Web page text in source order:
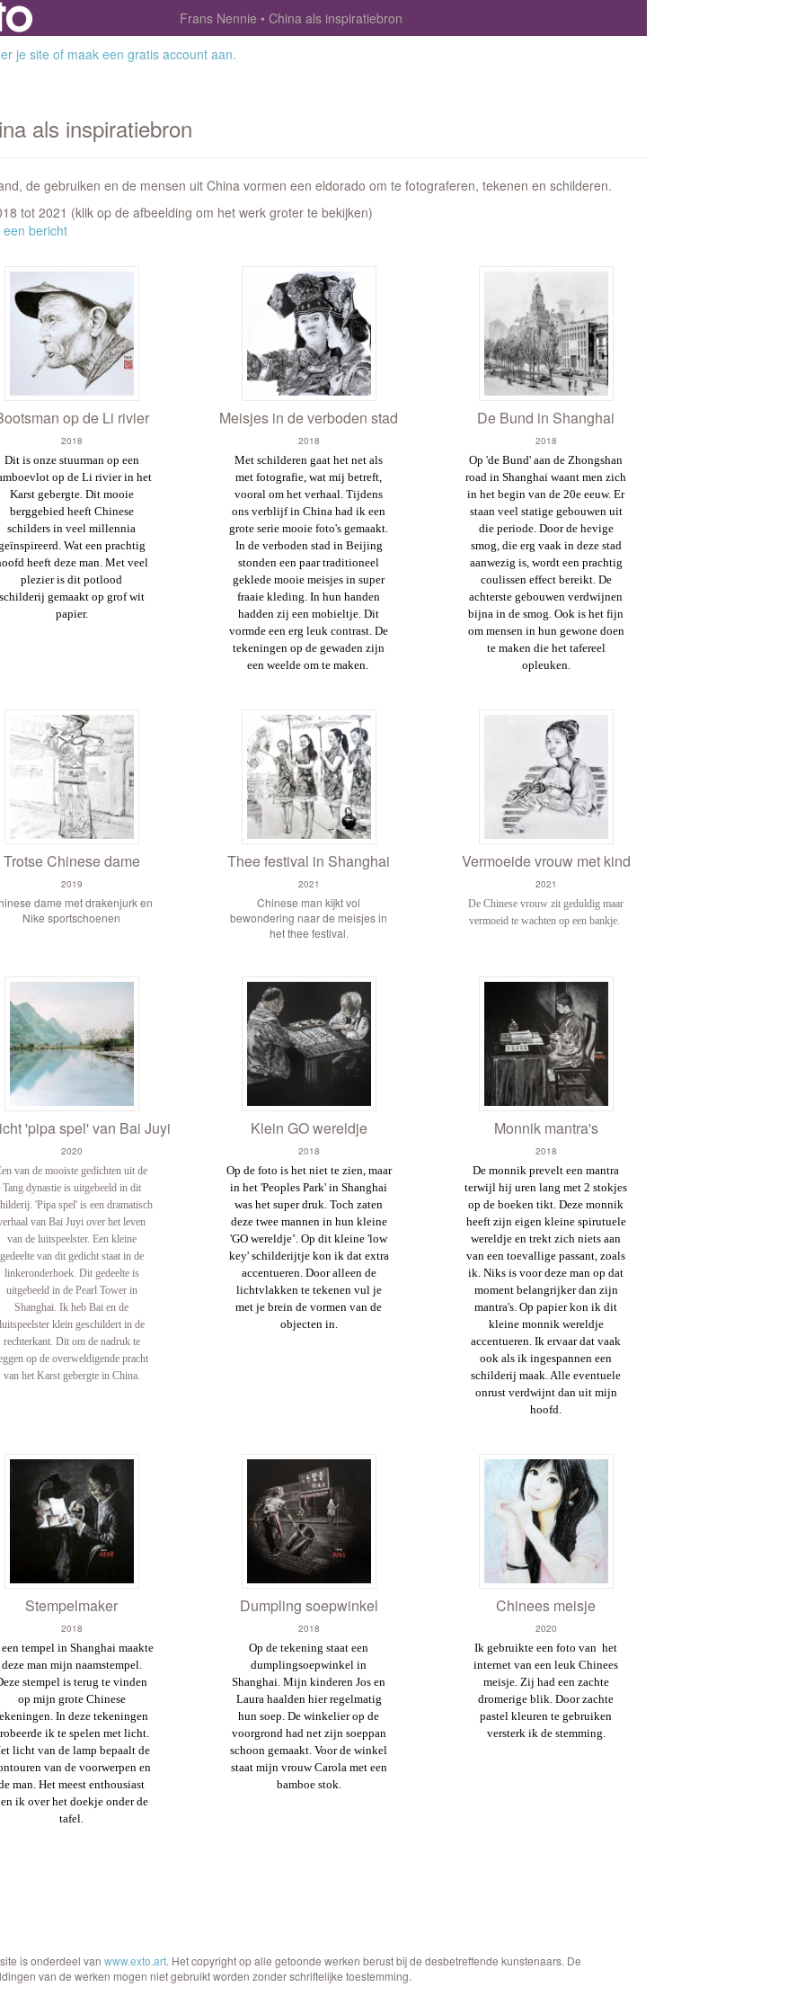
Frans Nennie
China als inspiratiebron
je site of maak een gratis account aan.
als inspiratiebron
de gebruiken en de mensen uit China vormen een eldorado om te fotograferen, tekenen en schilderen.
tot 2021 (klik op de afbeelding om het werk groter te bekijken)
een bericht
op de Li rivier
2018
Dit isonze stuurman op een
op de Li rivier in het
Karst gebergte. Dit mooie
berggebied heeft Chinese
schilders in veel millennia
Wat een prachtig
heeft deze man. Met veel
plezier is dit potlood
gemaakt op grof wit
papier.
Meisjes in de verboden stad
2018
Met schilderen gaat het net als
met fotografie, wat mij betreft,
vooral om het verhaal.Tijdens
ons verblijf in China had ik een
grote serie mooie foto's gemaakt.
In de verboden stad in Beijing
stonden een paar traditioneel
geklede mooie meisjes in super
fraaie kleding. In hun handen
hadden zij een mobieltje. Dit
vormde een erg leuk contrast. De
tekeningen op de gewaden zijn
een weelde om te maken.
De Bund in Shanghai
2018
Op 'de Bund' aan de Zhongshan
road in Shanghai waant men zich
in het begin van de 20e eeuw. Er
staan veel statige gebouwen uit
die periode. Door de hevige
smog, die erg vaak in deze stad
aanwezig is, wordt een prachtig
coulissen effect bereikt. De
achterste gebouwen verdwijnen
bijna in de smog. Ook is het fijn
om mensen in hun gewone doen
te maken die het tafereel
opleuken.
Trotse Chinese dame
2019
dame met drakenjurk en
Nike sportschoenen
Thee festival in Shanghai
2021
Chinese man kijkt vol
bewondering naar de meisjes in
het thee festival.
Vermoeide vrouw met kind
2021
De Chinese vrouw zit geduldig maar
vermoeid te wachten op een bankje.
'pipa spel' van Bai Juyi
2020
van de mooiste gedichten uit de
Tang dynastie is uitgebeeld in dit
'Pipa spel' is een dramatisch
van Bai Juyi over het leven
van de luitspeelster. Een kleine
gedeelte van dit gedicht staat in de
linkeronderhoek. Dit gedeelte is
uitgebeeld in de Pearl Tower in
Shanghai. Ik heb Bai en de
klein geschildert in de
rechterkant. Dit om de nadruk te
op de overweldigende pracht
van het Karst gebergte in China.
Klein GO wereldje
2018
Op de foto is het niet te zien, maar
in het 'Peoples Park' in Shanghai
was het super druk. Toch zaten
deze tweemannen in hun kleine
'GO wereldje’. Op dit kleine 'low
key' schilderijtje kon ik dat extra
accentueren. Door alleen de
lichtvlakken te tekenen vul je
met je brein de vormen van de
objecten in.
Monnik mantra's
2018
De monnik prevelt een mantra
terwijl hij uren lang met 2 stokjes
op de boeken tikt. Deze monnik
heeft zijn eigen kleine spirutuele
wereldje en trekt zich niets aan
van een toevallige passant, zoals
ik. Niks is voor deze man op dat
moment belangrijker dan zijn
mantra's. Op papier kon ik dit
kleine monnik wereldje
accentueren. Ik ervaar dat vaak
ook als ik ingespannen een
schilderij maak. Alle eventuele
onrust verdwijnt dan uit mijn
hoofd.
Stempelmaker
2018
tempel in Shanghai maakte
deze man mijn naamstempel.
stempel is terug te vinden
op mijn grote Chinese
In deze tekeningen
ik te spelen met licht.
licht van de lamp bepaalt de
van de voorwerpen en
man.Het meest enthousiast
ik over het doekje onder de
tafel.
Dumpling soepwinkel
2018
Op de tekening staat een
dumplingsoepwinkel in
Shanghai. Mijn kinderen Jos en
Laura haalden hier regelmatig
hun soep. De winkelier op de
voorgrond had net zijn soeppan
schoon gemaakt. Voor de winkel
staat mijn vrouw Carola met een
bamboe stok.
Chinees meisje
2020
Ik gebruikte een foto van het
internet van een leuk Chinees
meisje. Zij had een zachte
dromerige blik. Door zachte
pastel kleuren te gebruiken
versterk ik de stemming.
is onderdeel van www.exto.art. Het copyright op alle getoonde werken berust bij de desbetreffende kunstenaars. De
van de werken mogen niet gebruikt worden zonder schriftelijke toestemming.